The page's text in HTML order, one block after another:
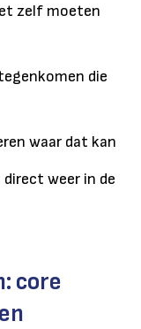
zelf moeten
die
waar dat kan
weer in de
core